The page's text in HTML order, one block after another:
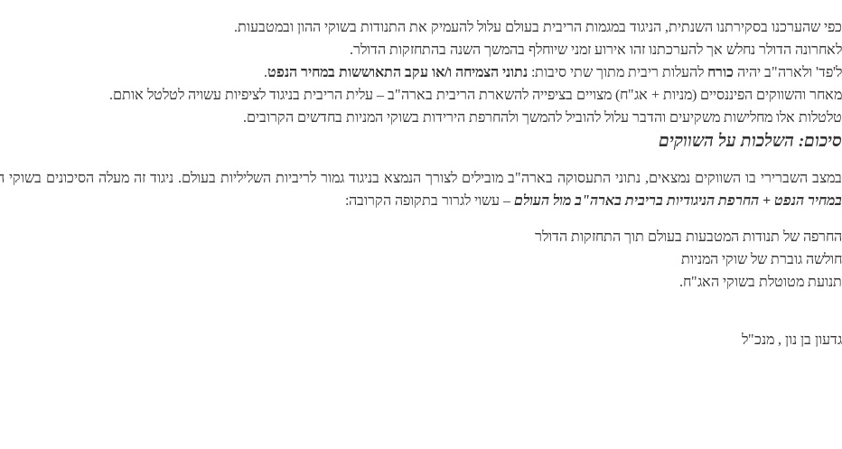
כפי שהערכנו בסקירתנו השנתית, הניגוד במגמות הריבית בעולם עלול להעמיק את התנודות בשוקי ההון ובמטבעות.
לאחרונה הדולר נחלש אך להערכתנו זהו אירוע זמני שיוחלף בהמשך השנה בהתחזקות הדולר.
ל'פד' ולארה"ב יהיה כורח להעלות ריבית מתוך שתי סיבות: נתוני הצמיחה ו/או עקב התאוששות במחיר הנפט.
מאחר והשווקים הפיננסיים (מניות + אג"ח) מצויים בציפייה להשארת הריבית בארה"ב – עלית הריבית בניגוד לציפיות עשויה לטלטל אותם.
טלטלות אלו מחלישות משקיעים והדבר עלול להוביל להמשך ולהחרפת הירידות בשוקי המניות בחדשים הקרובים.
סיכום: השלכות על השווקים
במצב השברירי בו השווקים נמצאים, נתוני התעסוקה בארה"ב מובילים לצורך הנמצא בניגוד גמור לריביות השליליות בעולם. ניגוד זה מעלה הסיכונים
במחיר הנפט + החרפת הניגודיות בריבית בארה"ב מול העולם – עשוי לגרור בתקופה הקרובה:
החרפה של תנודות המטבעות בעולם תוך התחזקות הדולר
חולשה גוברת של שוקי המניות
תנועת מטוטלת בשוקי האג"ח.
גדעון בן נון , מנכ"ל